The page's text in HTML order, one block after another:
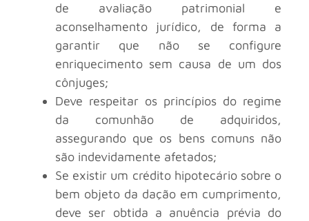
de avaliação patrimonial e
aconselhamento jurídico, de forma a
garantir que não se configure
enriquecimento sem causa de um dos
cônjuges;
Deve respeitar os princípios do regime
da comunhão de adquiridos,
assegurando que os bens comuns não
são indevidamente afetados;
Se existir um crédito hipotecário sobre o
bem objeto da dação em cumprimento,
deve ser obtida a anuência prévia do